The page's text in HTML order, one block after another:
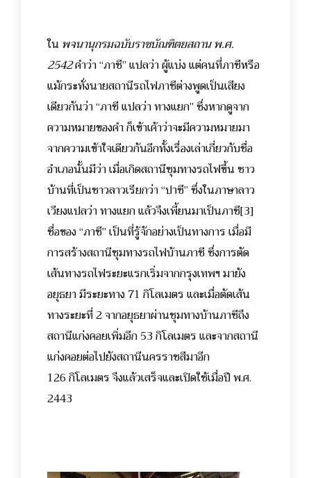
ใน พจนานุกรมฉบับราชบัณฑิตยสถาน พ.ศ.
2542คำว่า “ภาชี” แปลว่า ผู้แบ่ง แต่คนที่ภาชีหรือ
แม้กระทั่งนายสถานีรถไฟภาชีต่างพูดเป็นเสียง
เดียวกันว่า “ภาชี แปลว่า ทางแยก” ซึ่งหากดูจาก
ความหมายของคำ ก็เข้าเค้าว่าจะมีความหมายมา
จากความเข้าใจเดียวกันอีกทั้งเรื่องเล่าเกี่ยวกับชื่อ
อำเภอนั้นมีว่า เมื่อเกิดสถานีชุมทางรถไฟขึ้น ชาว
บ้านที่เป็นชาวลาวเรียกว่า “ปาซี” ซึ่งในภาษาลาว
เวียงแปลว่า ทางแยก แล้วจึงเพี้ยนมาเป็นภาชี[3]
ชื่อของ “ภาชี” เป็นที่รู้จักอย่างเป็นทางการ เมื่อมี
การสร้างสถานีชุมทางรถไฟบ้านภาชี ซึ่งการตัด
เส้นทางรถไฟระยะแรกเริ่มจากกรุงเทพฯ มายัง
อยุธยา มีระยะทาง 71 กิโลเมตร และเมื่อตัดเส้น
ทางระยะที่ 2 จากอยุธยาผ่านชุมทางบ้านภาชีถึง
สถานีแก่งคอยเพิ่มอีก 53 กิโลเมตร และจากสถานี
แก่งคอยต่อไปยังสถานีนครราชสีมาอีก
126 กิโลเมตร จึงแล้วเสร็จและเปิดใช้เมื่อปี พ.ศ.
2443